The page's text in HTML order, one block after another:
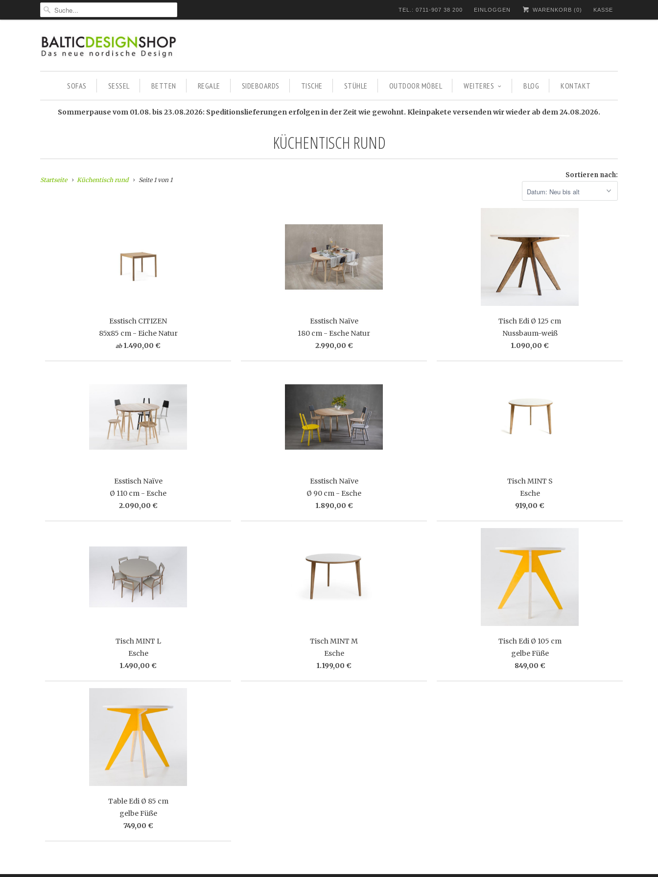
TEL.: 0711-907 38 200 EINLOGGEN WARENKORB (0) KASSE
SOFAS SESSEL BETTEN REGALE SIDEBOARDS TISCHE STÜHLE OUTDOOR MÖBEL WEITERES BLOG KONTAKT
Sommerpause vom 01.08. bis 23.08.2026: Speditionslieferungen erfolgen in der Zeit wie gewohnt. Kleinpakete versenden wir wieder ab dem 24.08.2026.
KÜCHENTISCH RUND
Startseite Küchentisch rund Seite 1 von 1
Sortieren nach:
Esstisch CITIZEN
85x85 cm - Eiche Natur
ab 1.490,00 €
Esstisch Naïve
180 cm - Esche Natur
2.990,00 €
Tisch Edi Ø 125 cm
Nussbaum-weiß
1.090,00 €
Esstisch Naïve
Ø 110 cm - Esche
2.090,00 €
Esstisch Naïve
Ø 90 cm - Esche
1.890,00 €
Tisch MINT S
Esche
919,00 €
Tisch MINT L
Esche
1.490,00 €
Tisch MINT M
Esche
1.199,00 €
Tisch Edi Ø 105 cm
gelbe Füße
849,00 €
Table Edi Ø 85 cm
gelbe Füße
749,00 €